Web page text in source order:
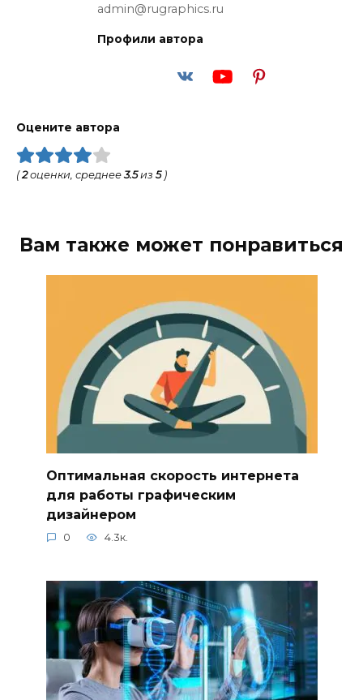
admin@rugraphics.ru
Профили автора
Оцените автора
(2оценки, среднее3.5из 5)
Вам также может понравиться
Оптимальная скорость интернета
для работы графическим
дизайнером
0 4.3к.